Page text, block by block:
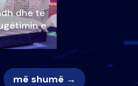
dhe të
e
më shumë →